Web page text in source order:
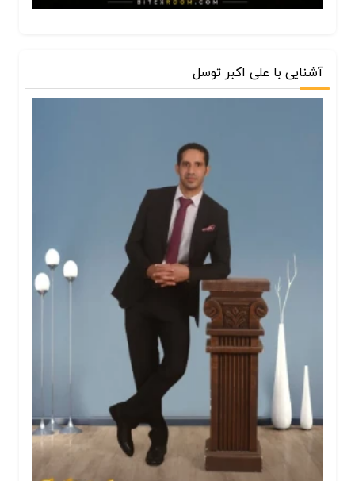
آشنایی با علی اکبر توسل